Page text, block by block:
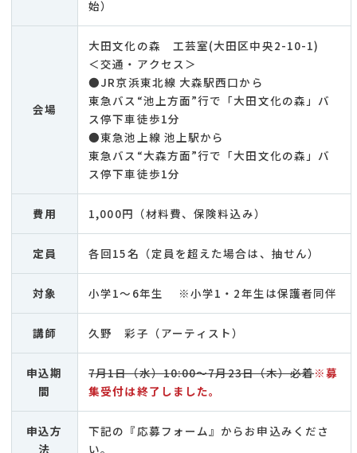
始）
会場
大田文化の森 工芸室(大田区中央2-10-1)
＜交通・アクセス＞
●JR京浜東北線 大森駅西口から
東急バス“池上方面”行で「大田文化の森」バ
ス停下車徒歩1分
●東急池上線 池上駅から
東急バス“大森方面”行で「大田文化の森」バ
ス停下車徒歩1分
費用 1,000円（材料費、保険料込み）
定員 各回15名（定員を超えた場合は、抽せん）
対象 小学1～6年生 ※小学1・2年生は保護者同伴
講師 久野 彩子（アーティスト）
申込期
間
7月1日（水）10:00～7月23日（木）必着※募
集受付は終了しました。
申込方
法
下記の『応募フォーム』からお申込みくださ
い。